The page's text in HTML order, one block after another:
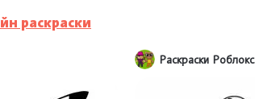
раскраски
Раскраски Роблокс